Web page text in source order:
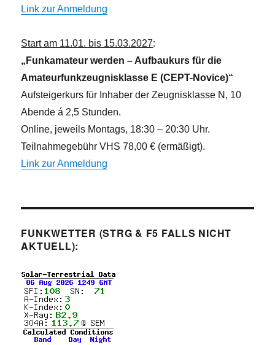
Link zur Anmeldung
Start am 11.01. bis 15.03.2027:
„Funkamateur werden – Aufbaukurs für die
Amateurfunkzeugnisklasse E (CEPT-Novice)“
Aufsteigerkurs für Inhaber der Zeugnisklasse N, 10
Abende á 2,5 Stunden.
Online, jeweils Montags, 18:30 – 20:30 Uhr.
Teilnahmegebühr VHS 78,00 € (ermäßigt).
Link zur Anmeldung
FUNKWETTER (STRG & F5 FALLS NICHT
AKTUELL):